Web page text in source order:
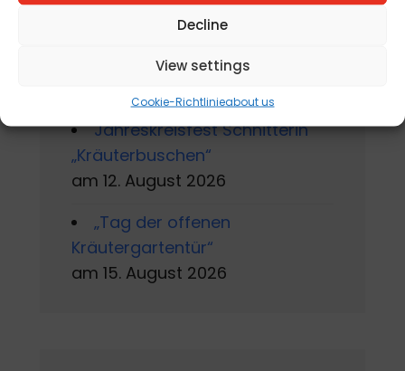
Decline
View settings
Cookie-Richtlinieabout us
Kärntner Kindermalschule in St.
am 10. August 2026 - 15. August
Jahreskreisfest Schnitterin
„Kräuterbuschen“
am 12. August 2026
„Tag der offenen
Kräutergartentür“
am 15. August 2026